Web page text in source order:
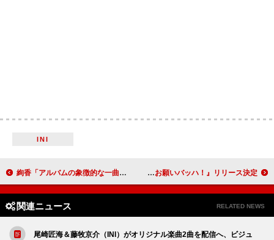
INI
絢香「アルバムの象徴的な一曲です」、ニューAL表題曲「Wonder!」先行配信へ＆ティザー動画公開 日向坂46、15thシングル『お願いバッハ！』リリース決定
関連ニュース RELATED NEWS
尾崎匠海＆藤牧京介（INI）がオリジナル楽曲2曲を配信へ、ビジュ